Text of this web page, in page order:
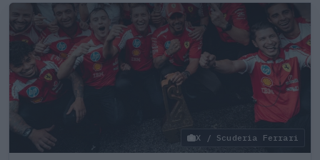
X / Scuderia Ferrari